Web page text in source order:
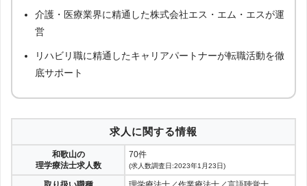
介護・医療業界に精通した株式会社エス・エム・エスが運
営
リハビリ職に精通したキャリアパートナーが転職活動を徹
底サポート
求人に関する情報
和歌山の
理学療法士求人数
70件
(求人数調査日:2023年1月23日)